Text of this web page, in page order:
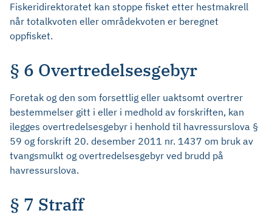
Fiskeridirektoratet kan stoppe fisket etter hestmakrell
når totalkvoten eller områdekvoten er beregnet
oppfisket.
§ 6 Overtredelsesgebyr
Foretak og den som forsettlig eller uaktsomt overtrer
bestemmelser gitt i eller i medhold av forskriften, kan
ilegges overtredelsesgebyr i henhold til havressurslova §
59 og forskrift 20. desember 2011 nr. 1437 om bruk av
tvangsmulkt og overtredelsesgebyr ved brudd på
havressurslova.
§ 7 Straff